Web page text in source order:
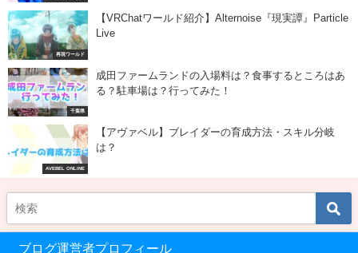
再現ワールド
【VRChatワールド紹介】Alternoise『現実譚』Particle
Live
千葉県
成田ファームランドの入場料は？食事するところはあ
る？駐車場は？行ってみた！
AVEBEL ONLINE
【アヴァベル】ブレイダーの育成方法・スキル分岐
は？
ブログ運営者プロフィール